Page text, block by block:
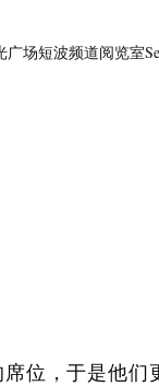
广场短波频道阅览室
位，于是他们